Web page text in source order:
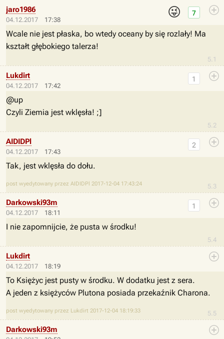
04.12.2017 17:38
😜
5.1
7
jaro1986
Wcale nie jest płaska, bo wtedy oceany by się rozlały! Ma
kształt głębokiego talerza!
04.12.2017 17:42
5.2
1
Lukdirt
@up
Czyli Ziemia jest wklęsła! ;]
04.12.2017 17:43
5.3
2
AIDIDPl
Tak, jest wklęsła do dołu.
post wyedytowany przez AIDIDPl 2017-12-04 17:43:24
04.12.2017 18:11
5.4
1
Darkowski93m
I nie zapomnijcie, że pusta w środku!
04.12.2017 18:19
5.5
Lukdirt
To Księżyc jest pusty w środku. W dodatku jest z sera.
A jeden z księżyców Plutona posiada przekaźnik Charona.
post wyedytowany przez Lukdirt 2017-12-04 18:19:33
Darkowski93m